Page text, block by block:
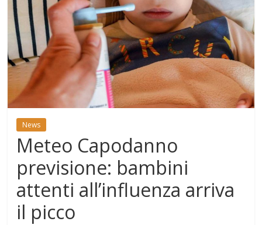
Mondo
News
Meteo Capodanno
previsione: bambini
attenti all’influenza arriva
il picco